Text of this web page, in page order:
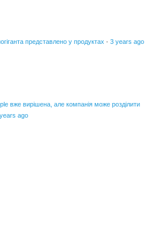
представлено у продуктах · 3 years ago
вже вирішена, але компанія може розділити
ago